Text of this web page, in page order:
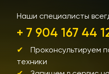
Наши специалисты
+ 7 904 167 44
Проконсультируем
техники